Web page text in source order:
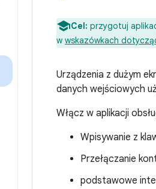
Cel: przygotuj
w wskazówkach
Urządzenia z dużym
danych wejściowych
Włącz w aplikacji
Wpisywanie z
Przełączanie
podstawowe